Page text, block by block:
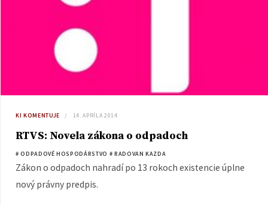
KI KOMENTUJE 14. APRÍLA 2014
RTVS: Novela zákona o odpadoch
# ODPADOVÉ HOSPODÁRSTVO # RADOVAN KAZDA
Zákon o odpadoch nahradí po 13 rokoch existencie úplne
nový právny predpis.